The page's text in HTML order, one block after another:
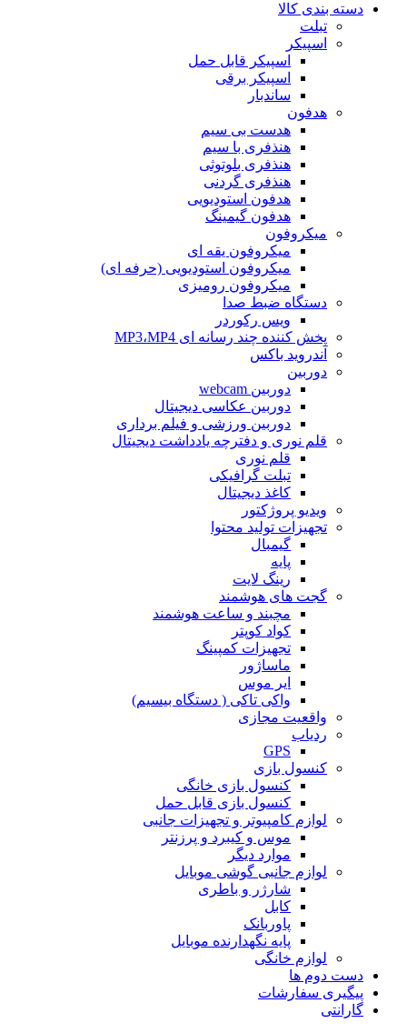
دسته بندی کالا
تبلت
اسپیکر
اسپیکر قابل حمل
اسپیکر برقی
ساندبار
هدفون
هدست بی سیم
هنذفری با سیم
هنذفری بلوتوثی
هنذفری گردنی
هدفون استودیویی
هدفون گیمینگ
میکروفون
میکروفون یقه ای
میکروفون استودیویی (حرفه ای)
میکروفون رومیزی
دستگاه ضبط صدا
ویس رکوردر
پخش کننده چند رسانه ای MP3،MP4
آندروید باکس
دوربین
دوربین webcam
دوربین عکاسی دیجیتال
دوربین‌ ورزشی و فیلم برداری
قلم نوری و دفترچه یادداشت دیجیتال
قلم نوری
تبلت گرافیکی
کاغذ دیجیتال
ویدیو پروژکتور
تجهیزات تولید محتوا
گیمبال
پایه
رینگ لایت
گجت های هوشمند
مچبند و ساعت هوشمند
کواد کوپتر
تجهیزات کمپینگ
ماساژور
ایر موس
واکی تاکی ( دستگاه بیسیم)
واقعیت مجازی
ردیاب
GPS
کنسول بازی
کنسول بازی خانگی
کنسول بازی قابل حمل
لوازم کامپیوتر و تجهیزات جانبی
موس و کیبرد و پرزنتر
موارد دیگر
لوازم جانبی گوشی موبایل
شارژر و باطری
کابل
پاوربانک
پایه نگهدارنده موبایل
لوازم خانگی
دست دوم ها
پیگیری سفارشات
گارانتی